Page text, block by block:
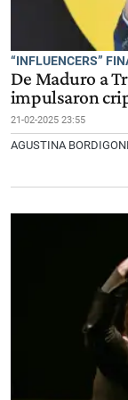
“INFLUENCERS”
De Maduro a
impulsaron
21-02-2025 23:55
AGUSTINA BORDIGONI